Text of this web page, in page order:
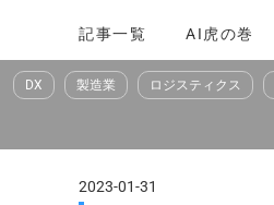
へ
ス
記事一覧 AI虎の巻
DX 製造業 ロジスティクス
2023-01-31